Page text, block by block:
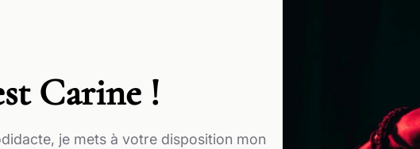
Carine !
je mets à votre disposition mon